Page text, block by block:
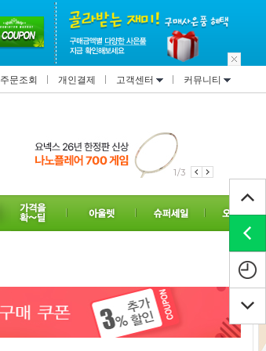
주문조회 개인결제 고객센터 커뮤니티
1/3